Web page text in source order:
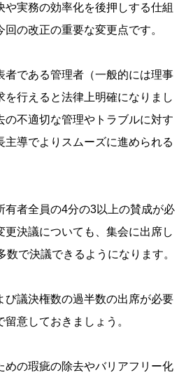
や実務の効率化を後押しする仕組
の改正の重要な変更点です。
者である管理者（一般的には理事
を行えると法律上明確になりまし
の不適切な管理やトラブルに対す
主導でよりスムーズに進められる
有者全員の4分の3以上の賛成が必
更決議についても、集会に出席し
数で決議できるようになります。
び議決権数の過半数の出席が必要
意しておきましょう。
めの瑕疵の除去やバリアフリー化